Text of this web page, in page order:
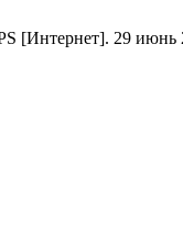
[Интернет]. 29 июнь